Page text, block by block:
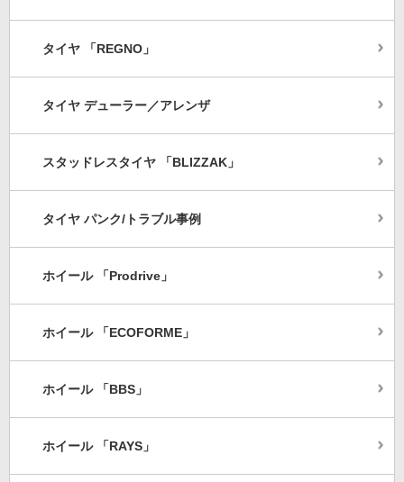
タイヤ 「REGNO」
タイヤ デューラー／アレンザ
スタッドレスタイヤ 「BLIZZAK」
タイヤ パンク/トラブル事例
ホイール 「Prodrive」
ホイール 「ECOFORME」
ホイール 「BBS」
ホイール 「RAYS」